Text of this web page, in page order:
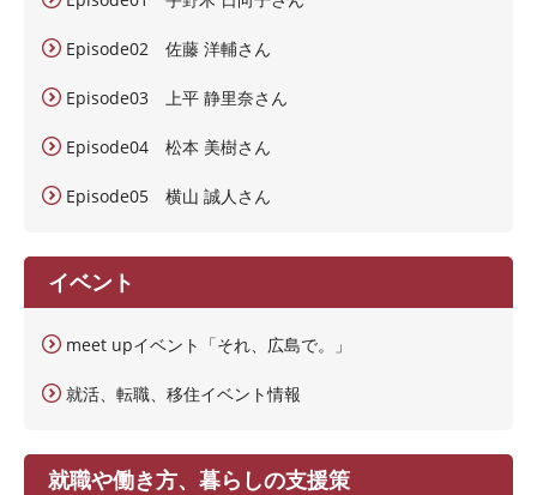
Episode02 佐藤 洋輔さん
Episode03 上平 静里奈さん
Episode04 松本 美樹さん
Episode05 横山 誠人さん
イベント
meet upイベント「それ、広島で。」
就活、転職、移住イベント情報
就職や働き方、暮らしの支援策